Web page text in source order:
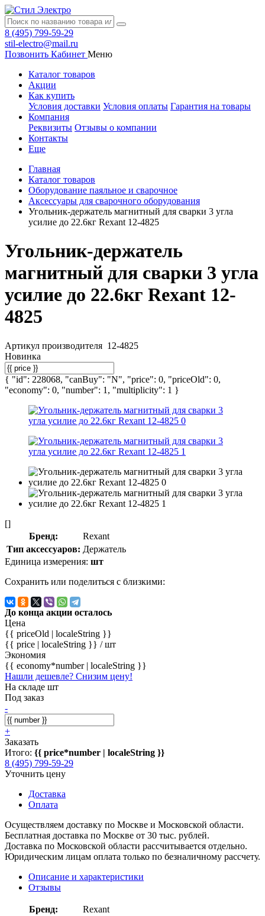
8 (495) 799-59-29
stil-electro@mail.ru
Позвонить Кабинет Меню
Каталог товаров
Акции
Как купить
Условия доставки Условия оплаты Гарантия на товары
Компания
Реквизиты Отзывы о компании
Контакты
Еще
Главная
Каталог товаров
Оборудование паяльное и сварочное
Аксессуары для сварочного оборудования
Угольник-держатель магнитный для сварки 3 угла
усилие до 22.6кг Rexant 12-4825
Угольник-держатель
магнитный для сварки 3 угла
усилие до 22.6кг Rexant 12-
4825
Артикул производителя 12-4825
Новинка
{ "id": 228068, "canBuy": "N", "price": 0, "priceOld": 0,
"economy": 0, "number": 1, "multiplicity": 1 }
[]
Бренд:
Rexant
Тип аксессуаров: Держатель
Единица измерения: шт
Сохранить или поделиться с близкими:
До конца акции осталось
Цена
{{ priceOld | localeString }}
{{ price | localeString }} / шт
Экономия
{{ economy*number | localeString }}
Нашли дешевле? Снизим цену!
На складе шт
Под заказ
-
+
Заказать
Итого: {{ price*number | localeString }}
8 (495) 799-59-29
Уточнить цену
Доставка
Оплата
Осуществляем доставку по Москве и Московской области.
Бесплатная доставка по Москве от 30 тыс. рублей.
Доставка по Московской области рассчитывается отдельно.
Юридическим лицам оплата только по безналичному рассчету.
Описание и характеристики
Отзывы
Бренд:
Rexant